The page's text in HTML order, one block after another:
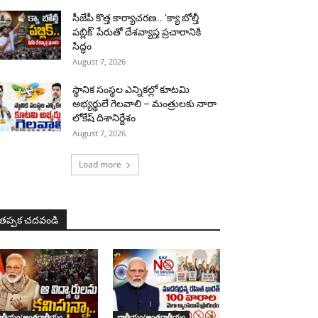
సీజేపీ కొత్త కార్యాచరణ.. ‘క్యా బోల్తీ
పబ్లిక్’ పేరుతో దేశవ్యాప్త ప్రచారానికి
సిద్ధం
August 7, 2026
స్థానిక సంస్థల ఎన్నికల్లో కూటమి
అభ్యర్థులే గెలవాలి – మంత్రులకు నారా
లోకేష్ దిశానిర్దేశం
August 7, 2026
Load more
చదవండి